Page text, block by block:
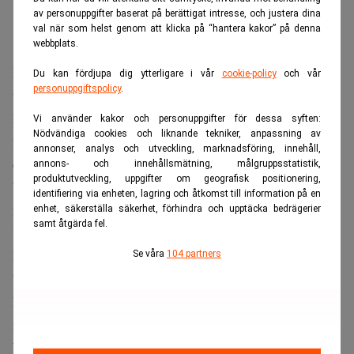
av personuppgifter baserat på berättigat intresse, och justera dina
val när som helst genom att klicka på “hantera kakor” på denna
webbplats.
Du kan fördjupa dig ytterligare i vår cookie-policyoch vår
personuppgiftspolicy.
Vi använder kakor och personuppgifter för dessa syften:
Nödvändiga cookies och liknande tekniker, anpassning av
annonser, analys och utveckling, marknadsföring, innehåll,
annons- och innehållsmätning, målgruppsstatistik,
produktutveckling, uppgifter om geografisk positionering,
identifiering via enheten, lagring och åtkomst till information på en
enhet, säkerställa säkerhet, förhindra och upptäcka bedrägerier
samt åtgärda fel.
Se våra 104 partners
Målet är att flytta fokus från kortsiktig ”influenserpolitik”
till långsiktig medborgardialog.
I takt med att det politiska engagemanget sjunker, lyfts
frågan om hur man återigen kan involvera medborgarna i
den demokratiska processen.Jörgen Wahlbetonar att
besluten inte enbart kan fattas i ledningsrummen, utan att
man måste lyssna på dem som faktiskt befinner sig i
verksamheterna.
Det är inte politiken som gör skolorna bättre, vården
bättre. Det är proffsen. Det finns mycket erfarenhet och
kunskap inom polisen, inom sjukvården, inom
myndigheter. Vi behöver ta tillvara dem.
Wahl pekar på att medborgarna är proffs på sina egna liv